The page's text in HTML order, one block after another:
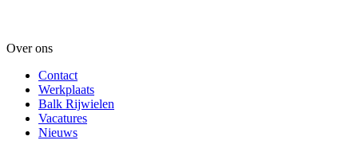
Over ons
Contact
Werkplaats
Balk Rijwielen
Vacatures
Nieuws